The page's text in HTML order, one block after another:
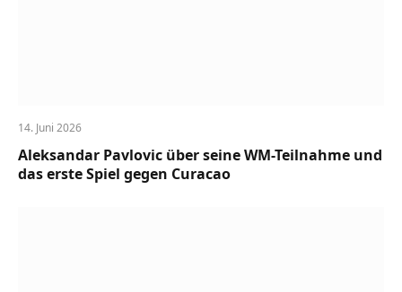
14. Juni 2026
Aleksandar Pavlovic über seine WM-Teilnahme und
das erste Spiel gegen Curacao